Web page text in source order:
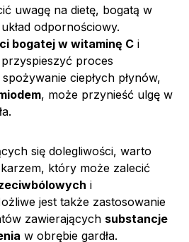
uwagę na dietę, bogatą w
odpornościowy.
bogatej w witaminę C i
proces
ciepłych płynów,
, może przynieść ulgę w
się dolegliwości, warto
który może zalecić
i
jest także zastosowanie
zawierających substancje
w obrębie gardła.